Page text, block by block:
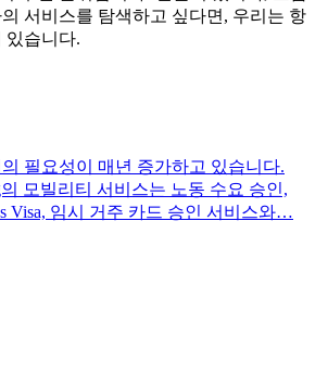
서비스를 탐색하고 싶다면, 우리는 항
있습니다.
필요성이 매년 증가하고 있습니다.
의 모빌리티 서비스는 노동 수요 승인,
Visa, 임시 거주 카드 승인 서비스와…